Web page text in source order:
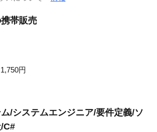
帯販売
円
/システムエンジニア/要件定義/ソ
C#